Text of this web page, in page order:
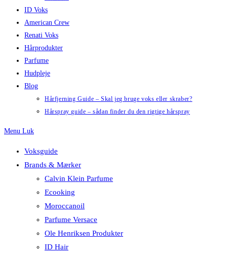
ID Voks
American Crew
Renati Voks
Hårprodukter
Parfume
Hudpleje
Blog
Hårfjerning Guide – Skal jeg bruge voks eller skraber?
Hårspray guide – sådan finder du den rigtige hårspray
Menu Luk
Voksguide
Brands & Mærker
Calvin Klein Parfume
Ecooking
Moroccanoil
Parfume Versace
Ole Henriksen Produkter
ID Hair